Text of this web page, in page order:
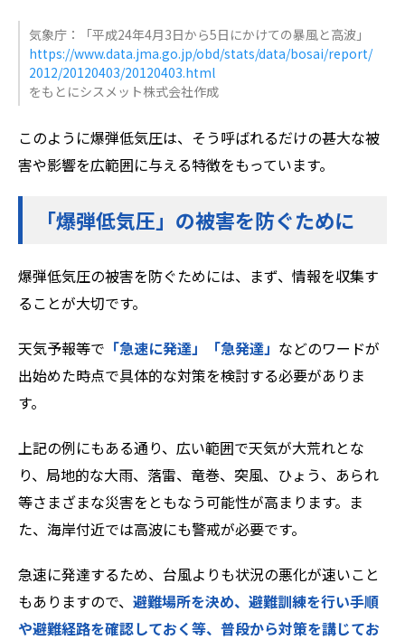
気象庁：「平成24年4月3日から5日にかけての暴風と高波」
https://www.data.jma.go.jp/obd/stats/data/bosai/report/
2012/20120403/20120403.html
をもとにシスメット株式会社作成
このように爆弾低気圧は、そう呼ばれるだけの甚大な被
害や影響を広範囲に与える特徴をもっています。
「爆弾低気圧」の被害を防ぐために
爆弾低気圧の被害を防ぐためには、まず、情報を収集す
ることが大切です。
天気予報等で 「急速に発達」「急発達」 などのワードが
出始めた時点で具体的な対策を検討する必要がありま
す。
上記の例にもある通り、広い範囲で天気が大荒れとな
り、局地的な大雨、落雷、竜巻、突風、ひょう、あられ
等さまざまな災害をともなう可能性が高まります。ま
た、海岸付近では高波にも警戒が必要です。
急速に発達するため、台風よりも状況の悪化が速いこと
もありますので、 避難場所を決め、避難訓練を行い手順
や避難経路を確認しておく等、普段から対策を講じてお